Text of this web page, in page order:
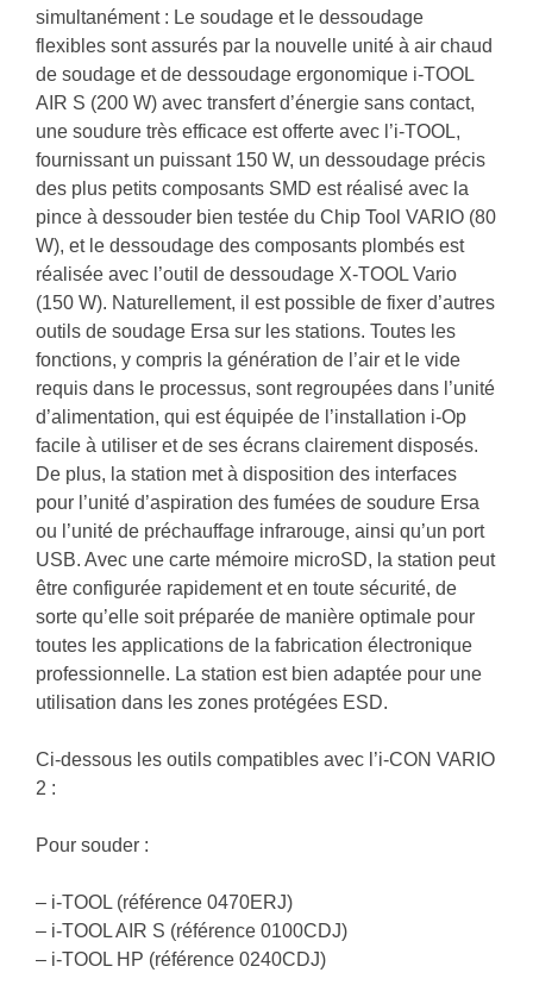
simultanément : Le soudage et le dessoudage
flexibles sont assurés par la nouvelle unité à air chaud
de soudage et de dessoudage ergonomique i-TOOL
AIR S (200 W) avec transfert d’énergie sans contact,
une soudure très efficace est offerte avec l’i-TOOL,
fournissant un puissant 150 W, un dessoudage précis
des plus petits composants SMD est réalisé avec la
pince à dessouder bien testée du Chip Tool VARIO (80
W), et le dessoudage des composants plombés est
réalisée avec l’outil de dessoudage X-TOOL Vario
(150 W). Naturellement, il est possible de fixer d’autres
outils de soudage Ersa sur les stations. Toutes les
fonctions, y compris la génération de l’air et le vide
requis dans le processus, sont regroupées dans l’unité
d’alimentation, qui est équipée de l’installation i-Op
facile à utiliser et de ses écrans clairement disposés.
De plus, la station met à disposition des interfaces
pour l’unité d’aspiration des fumées de soudure Ersa
ou l’unité de préchauffage infrarouge, ainsi qu’un port
USB. Avec une carte mémoire microSD, la station peut
être configurée rapidement et en toute sécurité, de
sorte qu’elle soit préparée de manière optimale pour
toutes les applications de la fabrication électronique
professionnelle. La station est bien adaptée pour une
utilisation dans les zones protégées ESD.
Ci-dessous les outils compatibles avec l’i-CON VARIO
2 :
Pour souder :
– i-TOOL (référence 0470ERJ)
– i-TOOL AIR S (référence 0100CDJ)
– i-TOOL HP (référence 0240CDJ)